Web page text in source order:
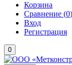
Корзина
Сравнение (0)
Вход
Регистрация
0